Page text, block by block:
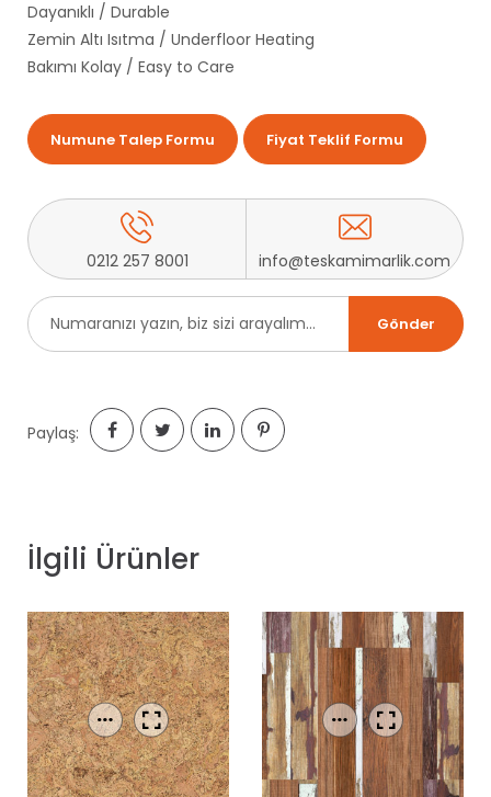
Dayanıklı / Durable
Zemin Altı Isıtma / Underfloor Heating
Bakımı Kolay / Easy to Care
Numune Talep Formu Fiyat Teklif Formu
0212 257 8001 info@teskamimarlik.com
Paylaş:
İlgili Ürünler